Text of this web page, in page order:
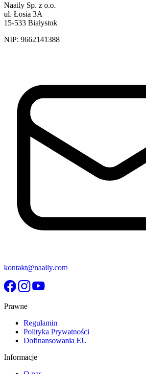
Naaily Sp. z o.o.
ul. Łosia 3A
15-533 Białystok
NIP: 9662141388
kontakt@naaily.com
Prawne
Regulamin
Polityka Prywatności
Dofinansowania EU
Informacje